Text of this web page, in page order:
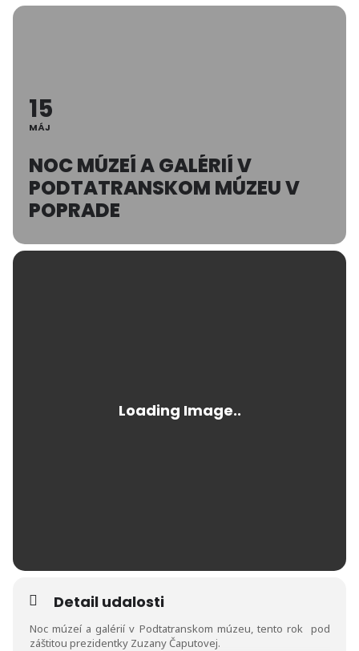
15
MÁJ
NOC MÚZEÍ A GALÉRIÍ V
PODTATRANSKOM MÚZEU V
POPRADE
Detail udalosti
Noc múzeí a galérií v Podtatranskom múzeu, tento rok pod
záštitou prezidentky Zuzany Čaputovej.